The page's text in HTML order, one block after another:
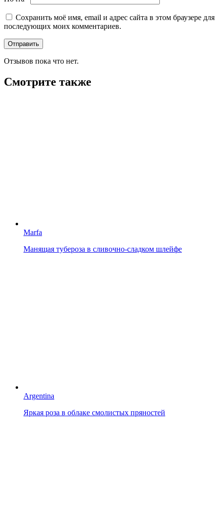
Сохранить моё имя, email и адрес сайта в этом браузере для
последующих моих комментариев.
Отзывов пока что нет.
Смотрите также
Marfa
Манящая тубероза в сливочно-сладком шлейфе
Argentina
Яркая роза в облаке смолистых пряностей